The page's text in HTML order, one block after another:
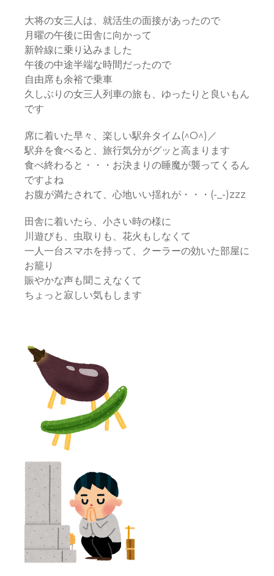
大将の女三人は、就活生の面接があったので
月曜の午後に田舎に向かって
新幹線に乗り込みました
午後の中途半端な時間だったので
自由席も余裕で乗車
久しぶりの女三人列車の旅も、ゆったりと良いもん
です
席に着いた早々、楽しい駅弁タイム(^O^)／
駅弁を食べると、旅行気分がグッと高まります
食べ終わると・・・お決まりの睡魔が襲ってくるん
ですよね
お腹が満たされて、心地いい揺れが・・・(-_-)zzz
田舎に着いたら、小さい時の様に
川遊びも、虫取りも、花火もしなくて
一人一台スマホを持って、クーラーの効いた部屋に
お籠り
賑やかな声も聞こえなくて
ちょっと寂しい気もします